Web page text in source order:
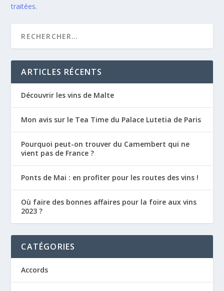
traitées.
ARTICLES RÉCENTS
Découvrir les vins de Malte
Mon avis sur le Tea Time du Palace Lutetia de Paris
Pourquoi peut-on trouver du Camembert qui ne
vient pas de France ?
Ponts de Mai : en profiter pour les routes des vins !
Où faire des bonnes affaires pour la foire aux vins
2023 ?
CATÉGORIES
Accords